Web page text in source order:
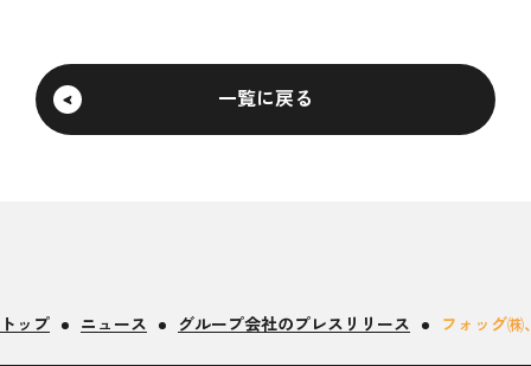
一覧に戻る
トップ ニュース グループ会社のプレスリリース フォッグ㈱